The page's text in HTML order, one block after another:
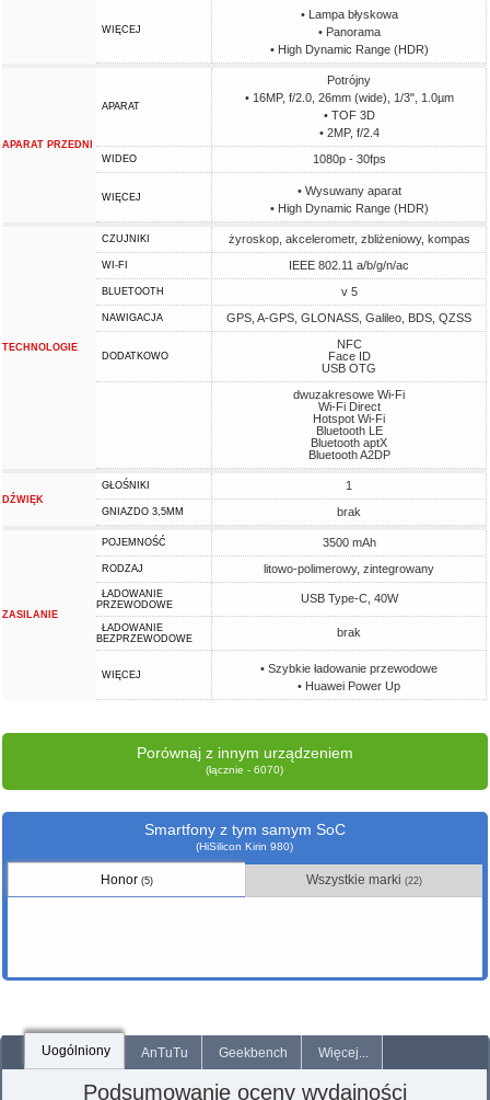
WIĘCEJ
• Lampa błyskowa
• Panorama
• High Dynamic Range (HDR)
APARAT PRZEDNI
APARAT
Potrójny
• 16MP, f/2.0, 26mm (wide), 1/3", 1.0µm
• TOF 3D
• 2MP, f/2.4
WIDEO 1080p - 30fps
WIĘCEJ
• Wysuwany aparat
• High Dynamic Range (HDR)
TECHNOLOGIE
CZUJNIKI żyroskop, akcelerometr, zbliżeniowy, kompas
WI-FI IEEE 802.11 a/b/g/n/ac
BLUETOOTH v 5
NAWIGACJA GPS, A-GPS, GLONASS, Galileo, BDS, QZSS
DODATKOWO
NFC
Face ID
USB OTG
dwuzakresowe Wi-Fi
Wi-Fi Direct
Hotspot Wi-Fi
Bluetooth LE
Bluetooth aptX
Bluetooth A2DP
DŹWIĘK
GŁOŚNIKI 1
GNIAZDO 3,5MM brak
ZASILANIE
POJEMNOŚĆ 3500 mAh
RODZAJ litowo-polimerowy, zintegrowany
ŁADOWANIE
PRZEWODOWE
USB Type-C, 40W
ŁADOWANIE
BEZPRZEWODOWE
brak
WIĘCEJ
• Szybkie ładowanie przewodowe
• Huawei Power Up
Porównaj z innym urządzeniem
(łącznie - 6070)
Smartfony z tym samym SoC
(HiSilicon Kirin 980)
Honor (5) Wszystkie marki (22)
Uogólniony AnTuTu Geekbench Więcej...
Podsumowanie oceny wydajności